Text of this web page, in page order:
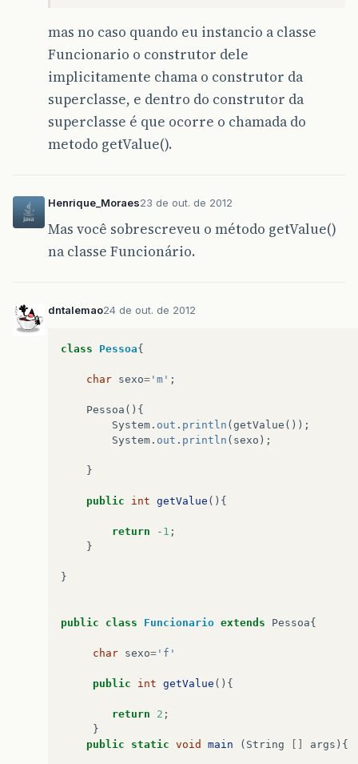
mas no caso quando eu instancio a classe
Funcionario o construtor dele
implicitamente chama o construtor da
superclasse, e dentro do construtor da
superclasse é que ocorre o chamada do
metodo getValue().
Henrique_Moraes23 de out. de 2012
Mas você sobrescreveu o método getValue()
na classe Funcionário.
dntalemao24 de out. de 2012
class Pessoa{
char sexo= 'm' ;
Pessoa (){
System . out . println (getValue ());
System . out . println ( sexo );
}
public int getValue (){
return - 1 ;
}
}
public class Funcionario extends Pessoa{
char sexo= 'f'
public int getValue (){
return 2 ;
}
public
static void main ( String [] args ){